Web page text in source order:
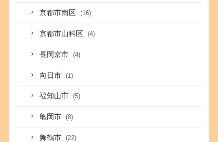
京都市南区 (16)
京都市山科区 (4)
長岡京市 (4)
向日市 (1)
福知山市 (5)
亀岡市 (8)
舞鶴市 (22)